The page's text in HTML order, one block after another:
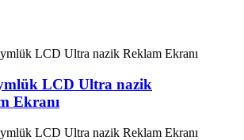
LCD Ultra nazik
Ekranı